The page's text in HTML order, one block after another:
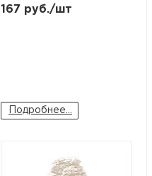
167 руб./шт
Подробнее...